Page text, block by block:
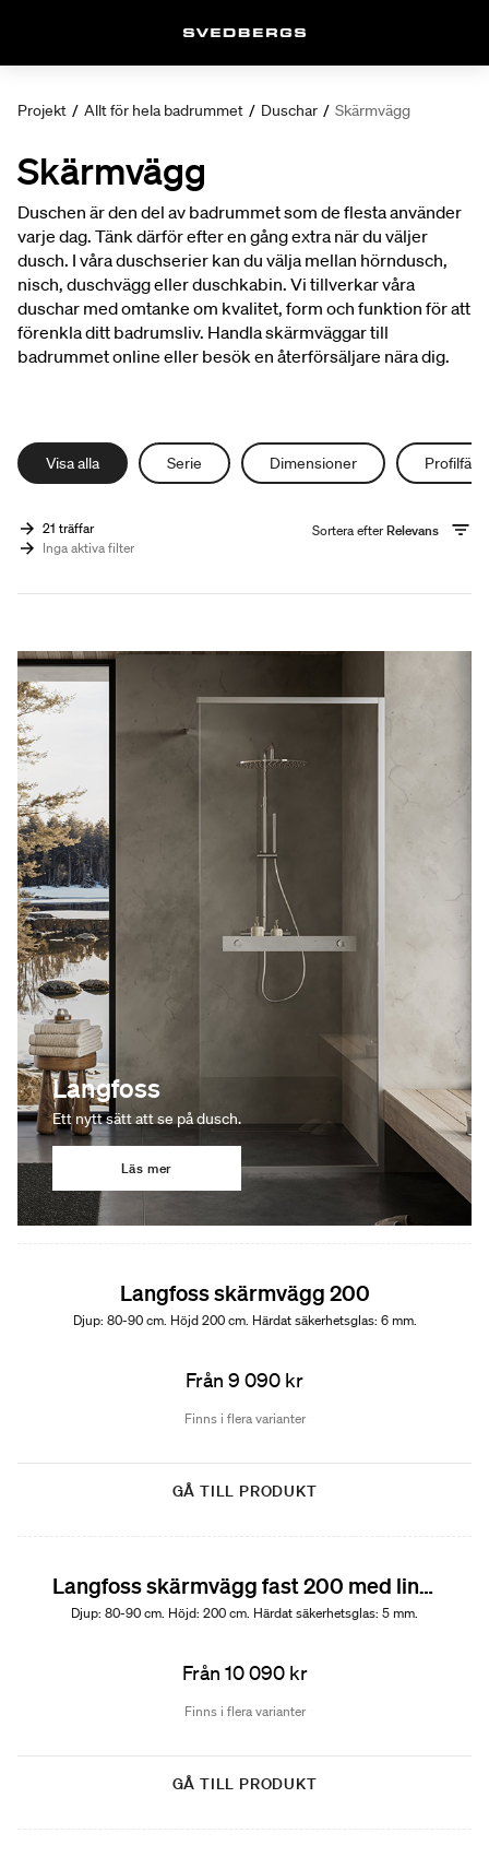
Projekt / Allt för hela badrummet / Duschar / Skärmvägg
Skärmvägg
Duschen är den del av badrummet som de flesta använder
varje dag. Tänk därför efter en gång extra när du väljer
dusch. I våra duschserier kan du välja mellan hörndusch,
nisch, duschvägg eller duschkabin. Vi tillverkar våra
duschar med omtanke om kvalitet, form och funktion för att
förenkla ditt badrumsliv. Handla skärmväggar till
badrummet online eller besök en återförsäljare nära dig.
Visa alla Serie Dimensioner Profilfärg
21 träffar
Inga aktiva filter
Sortera efterRelevans
Langfoss
Ett nytt sätt att se på dusch.
Läs mer
Langfoss skärmvägg 200
Djup: 80-90 cm. Höjd 200 cm. Härdat säkerhetsglas: 6 mm.
Från 9 090 kr
Finns i flera varianter
GÅ TILL PRODUKT
Langfoss skärmvägg fast 200 med linjeglas
Djup: 80-90 cm. Höjd: 200 cm. Härdat säkerhetsglas: 5 mm.
Från 10 090 kr
Finns i flera varianter
GÅ TILL PRODUKT